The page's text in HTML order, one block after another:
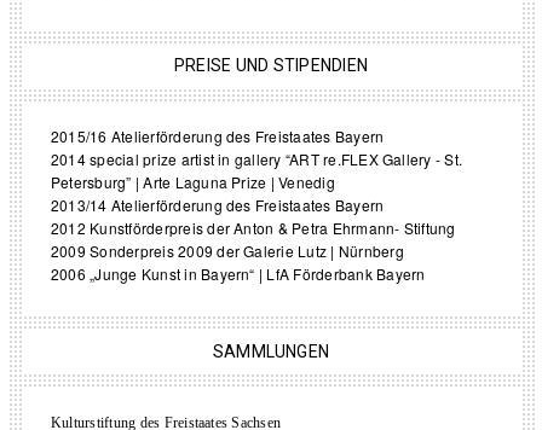
PREISE UND STIPENDIEN
2015/16 Atelierförderung des Freistaates Bayern
2014 special prize artist in gallery “ART re.FLEX Gallery - St.
Petersburg” | Arte Laguna Prize | Venedig
2013/14 Atelierförderung des Freistaates Bayern
2012 Kunstförderpreis der Anton & Petra Ehrmann- Stiftung
2009 Sonderpreis 2009 der Galerie Lutz | Nürnberg
2006 „Junge Kunst in Bayern“ | LfA Förderbank Bayern
SAMMLUNGEN
Kulturstiftung des Freistaates Sachsen